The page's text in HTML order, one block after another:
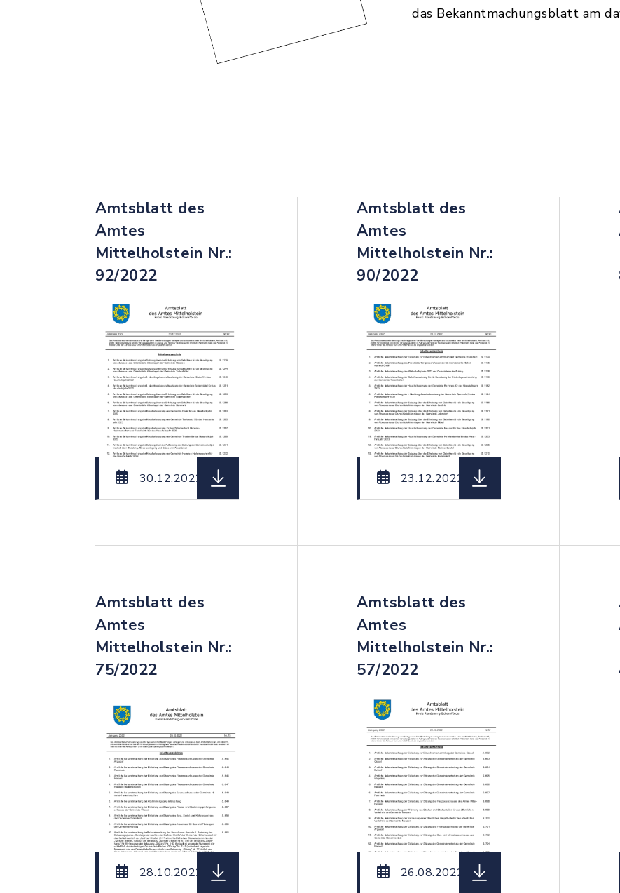
das Bekanntmachungsblatt am
Amtsblatt des
Amtes
Mittelholstein Nr.:
92/2022
30.12.2022
herunterladen (Dateiname:
Amtsblatt des
Amtes
Mittelholstein Nr.:
90/2022
23.12.2022
herunterladen
Amtsblatt des
Amtes
Mittelholstein Nr.:
75/2022
28.10.2022
herunterladen (Dateiname:
Amtsblatt des
Amtes
Mittelholstein Nr.:
57/2022
26.08.2022
herunterladen